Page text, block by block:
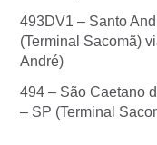
493DV1 – Santo
(Terminal Sacomã)
André)
494 – São Caetano
– SP (Terminal